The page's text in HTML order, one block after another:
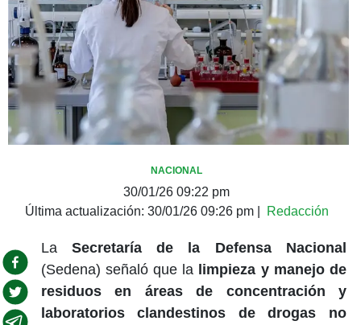
NACIONAL
30/01/26 09:22 pm
Última actualización: 30/01/26 09:26 pm| Redacción
La Secretaría de la Defensa Nacional
(Sedena) señaló que la limpieza y manejo de
residuos en áreas de concentración y
laboratorios clandestinos de drogas no